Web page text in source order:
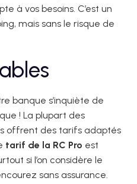
à vos besoins. C’est un
mais sans le risque de
banque s’inquiète de
! La plupart des
offrent des tarifs adaptés
tarif de la RC Pro est
si l’on considère le
sans assurance.